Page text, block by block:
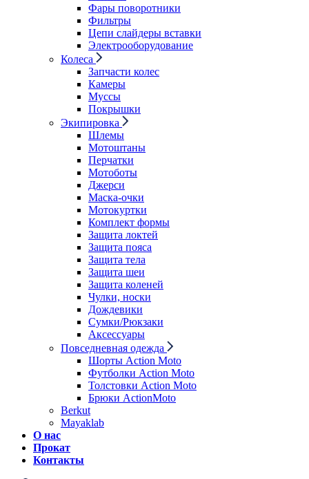
Фары поворотники
Фильтры
Цепи слайдеры вставки
Электрооборудование
Колеса
Запчасти колес
Камеры
Муссы
Покрышки
Экипировка
Шлемы
Мотоштаны
Перчатки
Мотоботы
Джерси
Маска-очки
Мотокуртки
Комплект формы
Защита локтей
Защита пояса
Защита тела
Защита шеи
Защита коленей
Чулки, носки
Дождевики
Сумки/Рюкзаки
Аксессуары
Повседневная одежда
Шорты Action Moto
Футболки Action Moto
Толстовки Action Moto
Брюки ActionMoto
Berkut
Mayaklab
О нас
Прокат
Контакты